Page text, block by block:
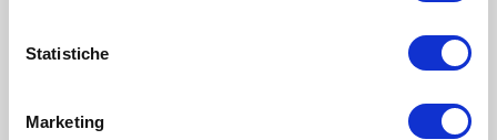
Statistiche
Marketing